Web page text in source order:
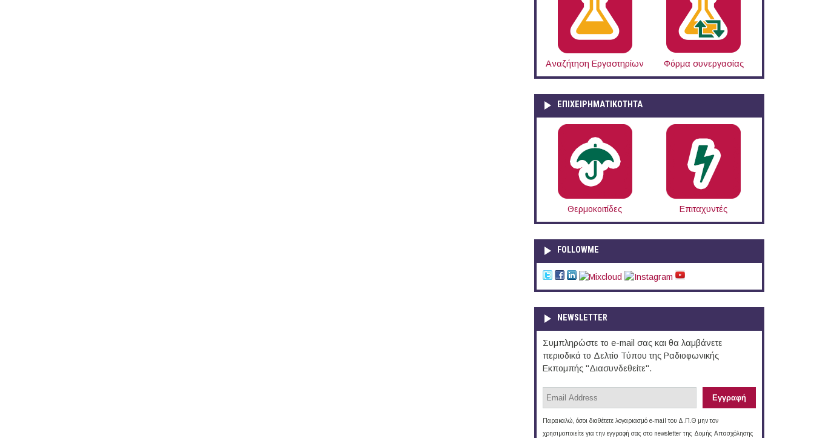
Αναζήτηση Εργαστηρίων Φόρμα συνεργασίας
ΕΠΙΧΕΙΡΗΜΑΤΙΚΟΤΗΤΑ
Θερμοκοιτίδες Επιταχυντές
FOLLOWME
NEWSLETTER
Συμπληρώστε το e-mail σας και θα λαμβάνετε
περιοδικά το Δελτίο Τύπου της Ραδιοφωνικής
Εκπομπής "Διασυνδεθείτε".
Παρακαλώ, όσοι διαθέτετε λογαριασμό e-mail του Δ.Π.Θ μην τον
χρησιμοποιείτε για την εγγραφή σας στο newsletter της Δομής Απασχόλησης